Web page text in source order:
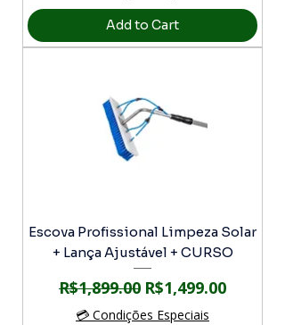
Add to Cart
Escova Profissional Limpeza Solar
+ Lança Ajustável + CURSO
Regular Price
R$1,899.00 Sale Price
R$1,499.00
💳 Condições Especiais